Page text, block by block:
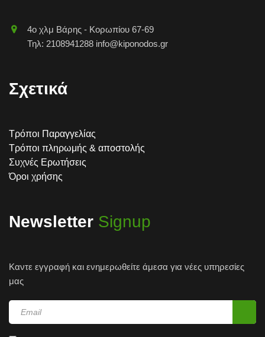
4o χλμ Βάρης - Κορωπίου 67-69
Τηλ: 2108941288 info@kiponodos.gr
Σχετικά
Τρόποι Παραγγελίας
Τρόποι πληρωμής & αποστολής
Συχνές Ερωτήσεις
Όροι χρήσης
Newsletter Signup
Καντε εγγραφή και ενημερωθείτε άμεσα για νέες υπηρεσίες
μας